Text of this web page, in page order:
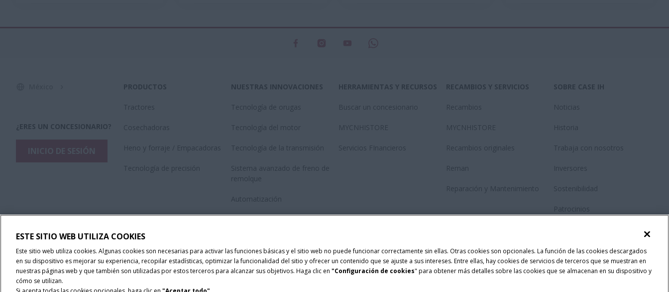
¿ERES UN CONCESIONARIO?
PRODUCTOS
Tractores
Cosechadoras
Heno y forraje / Empacadoras
Tecnología de precisión
NUESTRAS INNOVACIONES
Tecnología de orugas
Tecnología del motor
Tecnología de la transmisión
Sistema avanzado de freno de
remolque
Automatización
Twinepro
HERRAMIENTAS Y RECURSOS
Buscar un concesionario
MYCNHISTORE
Servicios FInancieros
RECAMBIOS Y SERVICIOS
Recambios
MYCNHISTORE
Recambios originales
Reman
Reparación y Mantenimiento
SOBRE CASE IH
Noticias
Historia
Trabaja con nosotros
Inversores
Sostenibilidad
Patrocinios
Newsletter
Fanshop
ESTE SITIO WEB UTILIZA COOKIES
Este sitio web utiliza cookies. Algunas cookies son necesarias para activar las funciones básicas y el sitio web no puede funcionar correctamente sin ellas. Otras cookies son opcionales. La función de las cookies descargados
en su dispositivo es mejorar su experiencia, recopilar estadísticas, optimizar la funcionalidad del sitio y ofrecer un contenido que se ajuste a sus intereses. Entre ellas, hay cookies de servicios de terceros que se muestran en
nuestras páginas web y que también son utilizadas por estos terceros para alcanzar sus objetivos. Haga clic en "Configuración de cookies" para obtener más detalles sobre las cookies que se almacenan en su dispositivo y
cómo se utilizan.